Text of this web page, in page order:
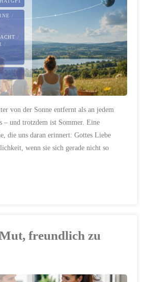
/
/
/
von der Sonne entfernt als an jedem
– und trotzdem ist Sommer. Eine
die uns daran erinnert: Gottes Liebe
wenn sie sich gerade nicht so
freundlich zu